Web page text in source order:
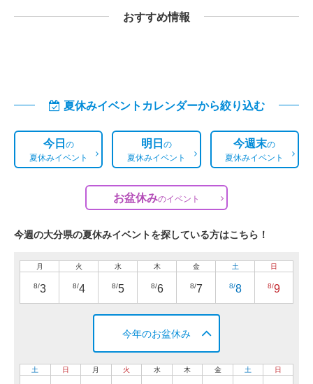
おすすめ情報
夏休みイベントカレンダーから絞り込む
今日の
夏休みイベント
明日の
夏休みイベント
今週末の
夏休みイベント
お盆休みのイベント
今週の大分県の夏休みイベントを探している方はこちら！
月
8/3
火
8/4
水
8/5
木
8/6
金
8/7
土
8/8
日
8/9
今年のお盆休み
土 日 月 火 水 木 金 土 日